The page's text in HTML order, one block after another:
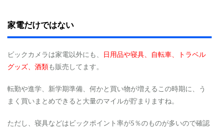
家電だけではない
ビックカメラは家電以外にも、
日用品や寝具、自転車、トラベル
グッズ、酒類も販売してます。
転勤や進学、新学期準備、何かと買い物が増えるこの時期に、う
まく買いまとめできると大量のマイルが貯まりますね。
ただし、寝具などはビックポイント率が5％のものが多いので確認